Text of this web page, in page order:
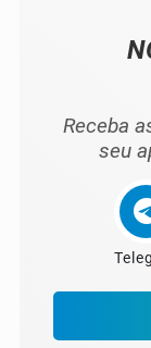
Receba
seu